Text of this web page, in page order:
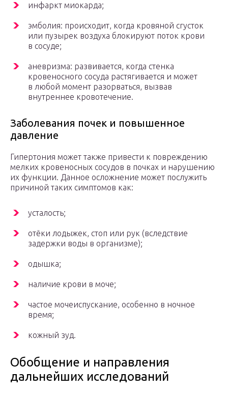
инфаркт миокарда;
эмболия: происходит, когда кровяной сгусток
или пузырек воздуха блокируют поток крови
в сосуде;
аневризма: развивается, когда стенка
кровеносного сосуда растягивается и может
в любой момент разорваться, вызвав
внутреннее кровотечение.
Заболевания почек и повышенное
давление
Гипертония может также привести к повреждению
мелких кровеносных сосудов в почках и нарушению
их функции. Данное осложнение может послужить
причиной таких симптомов как:
усталость;
отёки лодыжек, стоп или рук (вследствие
задержки воды в организме);
одышка;
наличие крови в моче;
частое мочеиспускание, особенно в ночное
время;
кожный зуд.
Обобщение и направления
дальнейших исследований